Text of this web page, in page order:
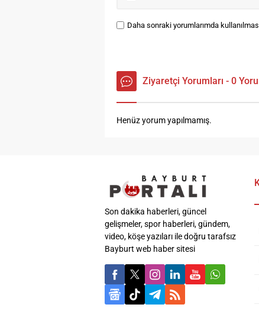
Daha sonraki yorumlarımda
Ziyaretçi Yorumları - 0
Henüz yorum yapılmamış.
Son dakika haberleri, güncel
gelişmeler, spor haberleri, gündem,
video, köşe yazıları ile doğru tarafsız
Bayburt web haber sitesi